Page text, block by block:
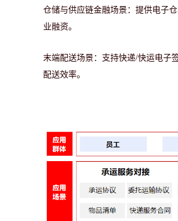
仓储与供应链金融场景： 提供电子
业融资。
末端配送场景： 支持快递/快运电子
配送效率。